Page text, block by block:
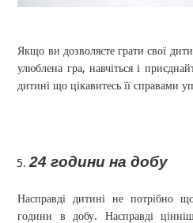
Якщо ви дозволяєте грати свої
улюблена гра, навчіться і
дитині що цікавитесь її справами
24 години на добу
Насправді дитині не
години в добу. Насправді